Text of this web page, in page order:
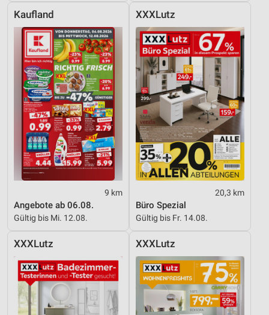
Kaufland
9 km
Angebote ab 06.08.
Gültig bis Mi. 12.08.
XXXLutz
20,3 km
Büro Spezial
Gültig bis Fr. 14.08.
XXXLutz XXXLutz
Erstellung von Profilen für personalisierte
Werbung
Verwendung von Profilen zur Auswahl
personalisierter Werbung
Erstellung von Profilen zur Personalisierung
von Inhalten
Verwendung von Profilen zur Auswahl
personalisierter Inhalte
Messung der Werbeleistung
Messung der Performance von Inhalten
Analyse von Zielgruppen durch Statistiken oder
Kombinationen von Daten aus verschiedenen
Verwendung reduzierter Daten zur Auswahl von
Inhalten
IAB-Besonderheiten: